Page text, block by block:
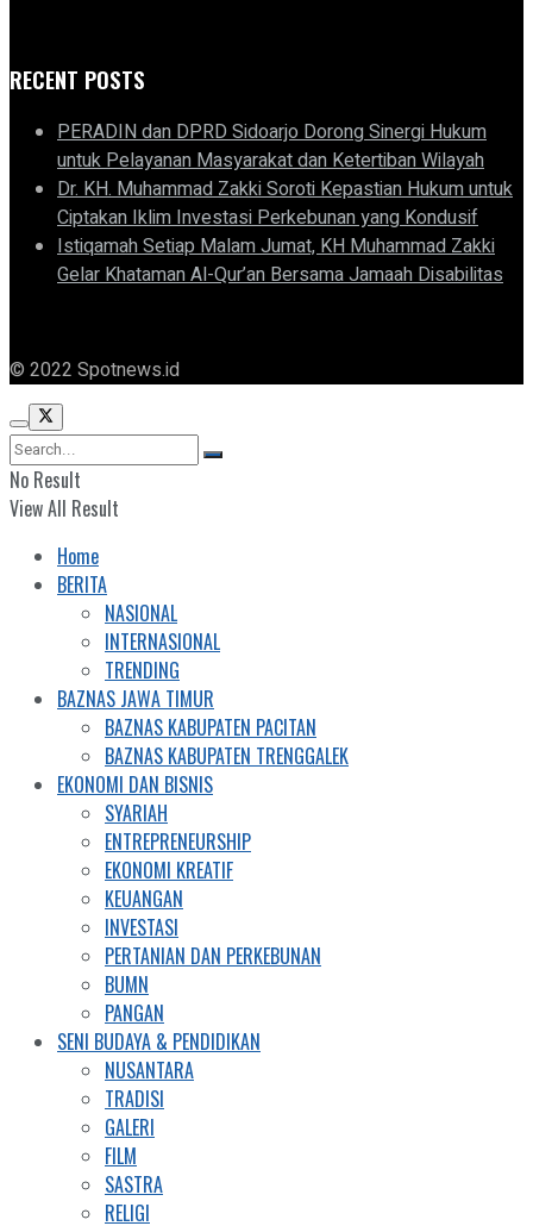
RECENT POSTS
PERADIN dan DPRD Sidoarjo Dorong Sinergi Hukum
untuk Pelayanan Masyarakat dan Ketertiban Wilayah
Dr. KH. Muhammad Zakki Soroti Kepastian Hukum untuk
Ciptakan Iklim Investasi Perkebunan yang Kondusif
Istiqamah Setiap Malam Jumat, KH Muhammad Zakki
Gelar Khataman Al-Qur’an Bersama Jamaah Disabilitas
© 2022 Spotnews.id
No Result
View All Result
Home
BERITA
NASIONAL
INTERNASIONAL
TRENDING
BAZNAS JAWA TIMUR
BAZNAS KABUPATEN PACITAN
BAZNAS KABUPATEN TRENGGALEK
EKONOMI DAN BISNIS
SYARIAH
ENTREPRENEURSHIP
EKONOMI KREATIF
KEUANGAN
INVESTASI
PERTANIAN DAN PERKEBUNAN
BUMN
PANGAN
SENI BUDAYA & PENDIDIKAN
NUSANTARA
TRADISI
GALERI
FILM
SASTRA
RELIGI